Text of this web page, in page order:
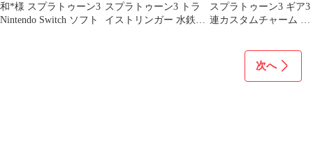
和*様 スプラトゥーン3
Nintendo Switch ソフト
スプラトゥーン3 トラ
イストリンガー 水鉄砲
スプラトゥーン3 ギア3
連カスタムチャーム 3
次へ